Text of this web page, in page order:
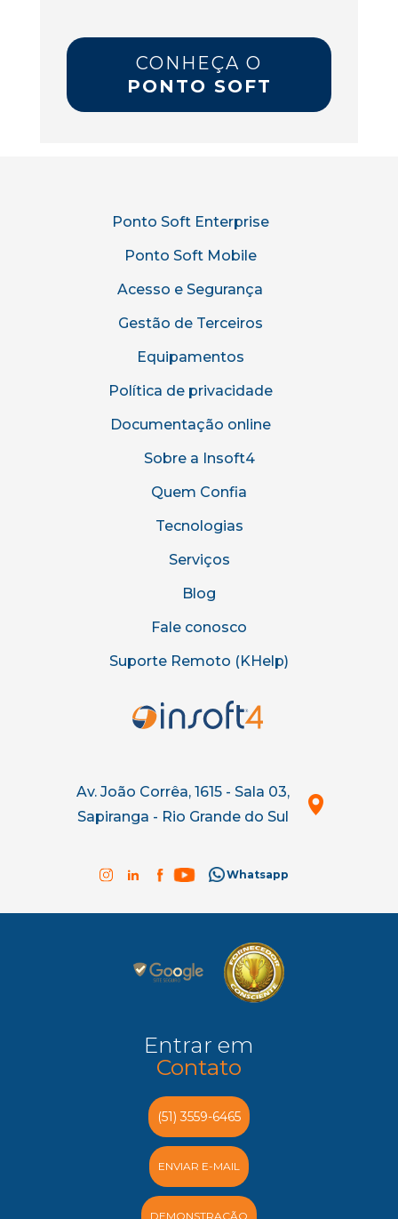
CONHEÇA O
PONTO SOFT
Ponto Soft Enterprise
Ponto Soft Mobile
Acesso e Segurança
Gestão de Terceiros
Equipamentos
Política de privacidade
Documentação online
Sobre a Insoft4
Quem Confia
Tecnologias
Serviços
Blog
Fale conosco
Suporte Remoto (KHelp)
Av. João Corrêa, 1615 - Sala 03,
Sapiranga - Rio Grande do Sul
Whatsapp
Entrar em
Contato
(51) 3559-6465
ENVIAR E-MAIL
DEMONSTRAÇÃO